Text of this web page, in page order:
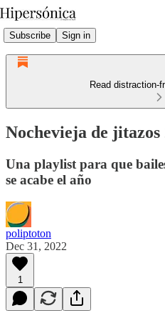
Subscribe Sign in
Read distraction-
Nochevieja de jitazos
Una playlist para que
se acabe el año
poliptoton
Dec 31, 2022
1